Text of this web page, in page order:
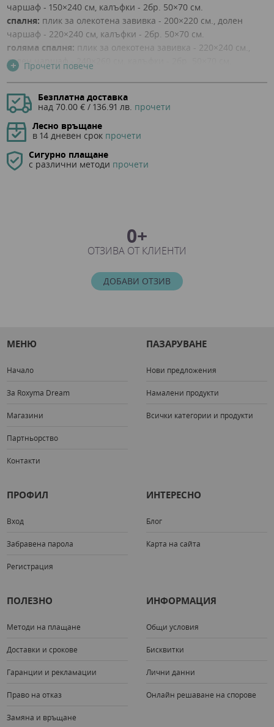
чаршаф - 150×240 см, калъфки - 2бр. 50×70 см.
спалня: плик за олекотена завивка - 200×220 см., долен
чаршаф - 220×240 см, калъфки - 2бр. 50×70 см.
голяма спалня: плик за олекотена завивка - 220×240 см.,
долен чаршаф - 240×260 см, калъфки - 2бр. 50×70 см.
макси спалня:
Изображенията са илюстративни, описващи общите
характеристики на продуктите!
Допустими са отклонения от действителните цветове
на различните продукти!
+ Прочети повече
Безплатна доставка
над 70.00 € / 136.91 лв. прочети
Лесно връщане
в 14 дневен срок прочети
Сигурно плащане
с различни методи прочети
0+
ОТЗИВА ОТ КЛИЕНТИ
ДОБАВИ ОТЗИВ
МЕНЮ
Начало
За Roxyma Dream
Магазини
Партньорство
Контакти
ПАЗАРУВАНЕ
Нови предложения
Намалени продукти
Всички категории и продукти
ПРОФИЛ
Вход
Забравена парола
Регистрация
ИНТЕРЕСНО
Блог
Карта на сайта
ПОЛЕЗНО
Методи на плащане
Доставки и срокове
Гаранции и рекламации
Право на отказ
Замяна и връщане
ИНФОРМАЦИЯ
Общи условия
Бисквитки
Лични данни
Онлайн решаване на спорове